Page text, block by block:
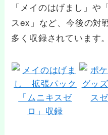
「メイのはげまし」や
スex」など、今後の対
多く収録されています。